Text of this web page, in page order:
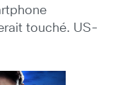
touché. US-